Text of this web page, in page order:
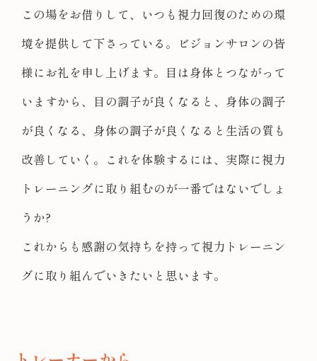
この場をお借りして、いつも視力回復のための環
境を提供して下さっている。ビジョンサロンの皆
様にお礼を申し上げます。目は身体とつながって
いますから、目の調子が良くなると、身体の調子
が良くなる、身体の調子が良くなると生活の質も
改善していく。これを体験するには、実際に視力
トレーニングに取り組むのが一番ではないでしょ
うか?
これからも感謝の気持ちを持って視力トレーニン
グに取り組んでいきたいと思います。